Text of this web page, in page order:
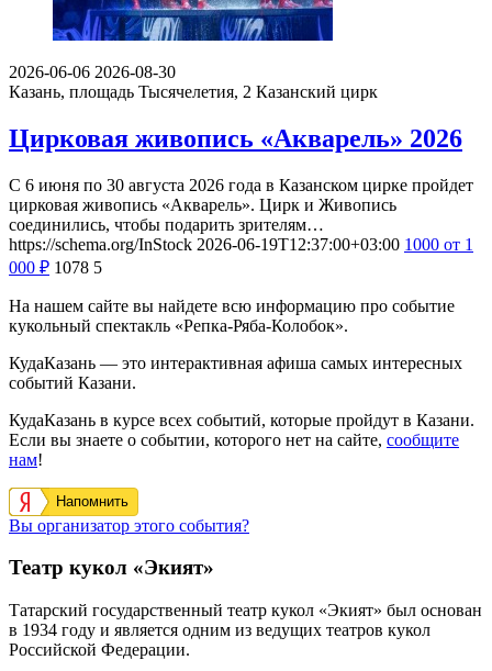
2026-06-06 2026-08-30
Казань, площадь Тысячелетия, 2 Казанский цирк
Цирковая живопись «Акварель» 2026
С 6 июня по 30 августа 2026 года в Казанском цирке пройдет
цирковая живопись «Акварель». Цирк и Живопись
соединились, чтобы подарить зрителям…
https://schema.org/InStock 2026-06-19T12:37:00+03:00 1000 от 1
000 ₽ 1078 5
На нашем сайте вы найдете всю информацию про событие
кукольный спектакль «Репка-Ряба-Колобок».
КудаКазань — это интерактивная афиша самых интересных
событий Казани.
КудаКазань в курсе всех событий, которые пройдут в Казани.
Если вы знаете о событии, которого нет на сайте, сообщите
нам!
Напомнить
Вы организатор этого события?
Театр кукол «Экият»
Татарский государственный театр кукол «Экият» был основан
в 1934 году и является одним из ведущих театров кукол
Российской Федерации.